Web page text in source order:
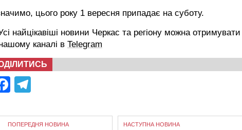
цього року 1 вересня припадає на суботу.
найцікавіші новини Черкас та регіону можна отримувати
каналі в Telegram
Facebook
ПОПЕРЕДНЯ НОВИНА НАСТУПНА НОВИНА